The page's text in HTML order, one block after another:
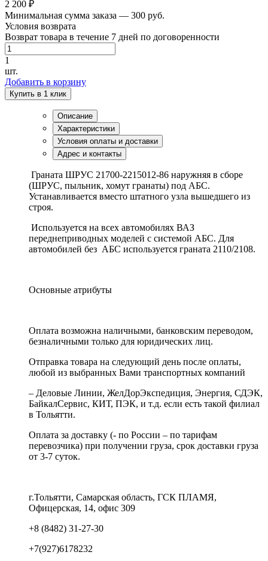
2 200 ₽
Минимальная сумма заказа — 300 руб.
Условия возврата
Возврат товара в течение 7 дней по договоренности
1
шт.
Добавить в корзину
Купить в 1 клик
Описание
Характеристики
Условия оплаты и доставки
Адрес и контакты
Граната ШРУС 21700-2215012-86 наружняя в сборе
(ШРУС, пыльник, хомут гранаты) под АБС.
Устанавливается вместо штатного узла вышедшего из
строя.
Используется на всех автомобилях ВАЗ
переднеприводных моделей с системой АБС. Для
автомобилей без АБС используется граната 2110/2108.
Основные атрибуты
Оплата возможна наличными, банковским переводом,
безналичными только для юридических лиц.
Отправка товара на следующий день после оплаты,
любой из выбранных Вами транспортных компаний
– Деловые Линии, ЖелДорЭкспедиция, Энергия, СДЭК,
БайкалСервис, КИТ, ПЭК, и т.д. если есть такой филиал
в Тольятти.
Оплата за доставку (- по России – по тарифам
перевозчика) при получении груза, срок доставки груза
от 3-7 суток.
г.Тольятти, Самарская область, ГСК ПЛАМЯ,
Офицерская, 14, офис 309
+8 (8482) 31-27-30
+7(927)6178232